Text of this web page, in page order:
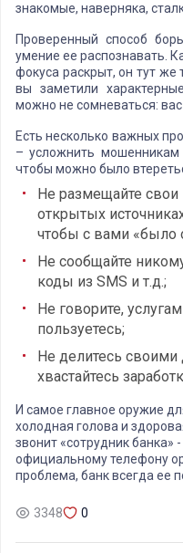
знакомые, наверняка,
Проверенный способ
умение ее распознавать.
фокуса раскрыт, он тут же
вы заметили
можно не сомневаться:
Есть несколько важных
– усложнить мошенникам
чтобы можно было
Не размещайте
открытых
чтобы с вами «было
Не сообщайте
коды из SMS и т.д.;
Не говорите,
пользуетесь;
Не делитесь
хвастайтесь
И самое главное оружие
холодная голова и
звонит «сотрудник банка»
официальному телефону
проблема, банк всегда ее
3348 0